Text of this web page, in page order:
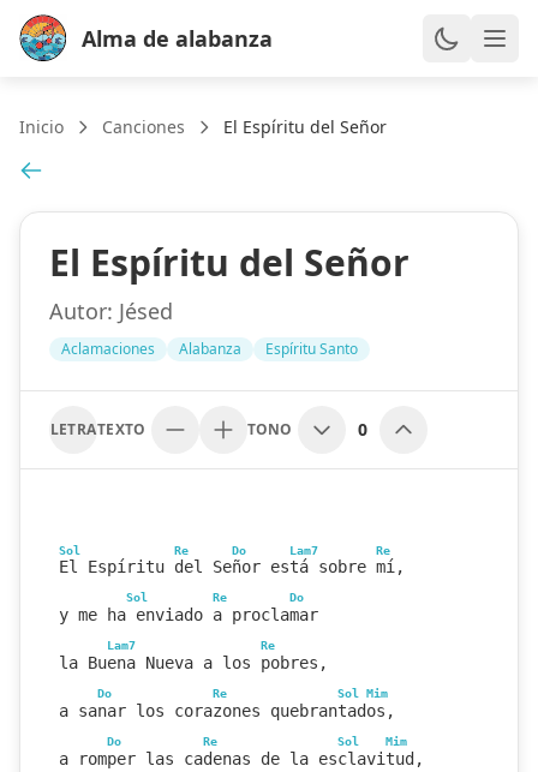
Alma de alabanza
Inicio Canciones El Espíritu del Señor
El Espíritu del Señor
Autor: Jésed
Aclamaciones Alabanza Espíritu Santo
LETRATEXTO TONO 0
Sol Re Do Lam7 Re
El Espíritu del Señor está sobre mí,
Sol Re Do
y me ha enviado a proclamar
Lam7 Re
la Buena Nueva a los pobres,
Do Re Sol Mim
a sanar los corazones quebrantados,
Do Re Sol Mim
a romper las cadenas de la esclavitud,